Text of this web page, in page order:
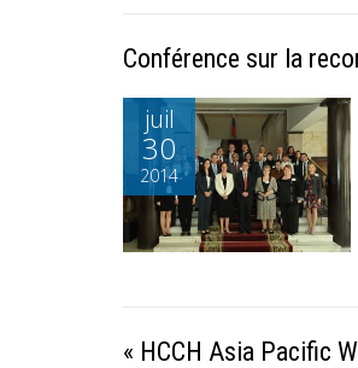
Conférence sur la
juil
30
2014
« HCCH Asia Pacific